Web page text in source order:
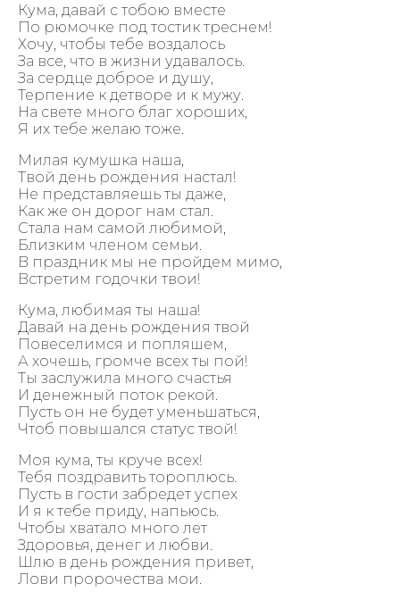
Кума, давай с тобою вместе
По рюмочке под тостик треснем!
Хочу, чтобы тебе воздалось
За все, что в жизни удавалось.
За сердце доброе и душу,
Терпение к детворе и к мужу.
На свете много благ хороших,
Я их тебе желаю тоже.
Милая кумушка наша,
Твой день рождения настал!
Не представляешь ты даже,
Как же он дорог нам стал.
Стала нам самой любимой,
Близким членом семьи.
В праздник мы не пройдем мимо,
Встретим годочки твои!
Кума, любимая ты наша!
Давай на день рождения твой
Повеселимся и попляшем,
А хочешь, громче всех ты пой!
Ты заслужила много счастья
И денежный поток рекой.
Пусть он не будет уменьшаться,
Чтоб повышался статус твой!
Моя кума, ты круче всех!
Тебя поздравить тороплюсь.
Пусть в гости забредет успех
И я к тебе приду, напьюсь.
Чтобы хватало много лет
Здоровья, денег и любви.
Шлю в день рождения привет,
Лови пророчества мои.